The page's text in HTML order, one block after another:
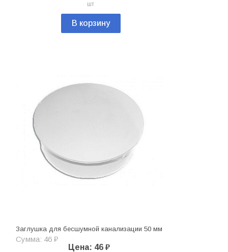
шт
В корзину
Заглушка для бесшумной канализации 50 мм
Сумма: 46 ₽
Цена: 46 ₽